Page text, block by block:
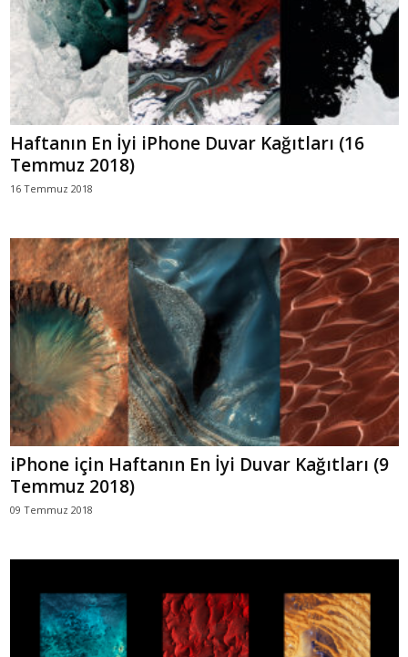
Haftanın En İyi iPhone Duvar Kağıtları (16
Temmuz 2018)
16 Temmuz 2018
iPhone için Haftanın En İyi Duvar Kağıtları (9
Temmuz 2018)
09 Temmuz 2018